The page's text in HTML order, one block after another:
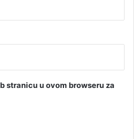
stranicu u ovom browseru za